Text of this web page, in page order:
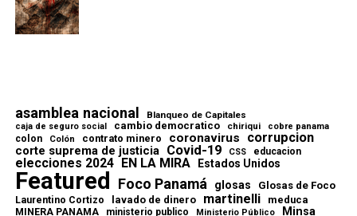
asamblea nacional Blanqueo de Capitales
caja de seguro social cambio democratico chiriqui cobre panama
colon Colón contrato minero coronavirus corrupcion
corte suprema de justicia Covid-19 CSS educacion
elecciones 2024 EN LA MIRA Estados Unidos
Featured Foco Panamá glosas Glosas de Foco
Laurentino Cortizo lavado de dinero martinelli meduca
MINERA PANAMA ministerio publico Ministerio Público Minsa